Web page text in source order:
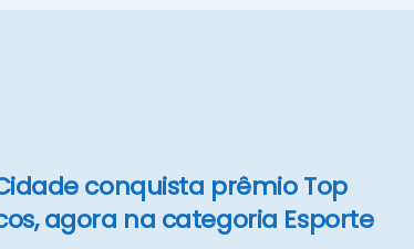
conquista prêmio Top
agora na categoria Esporte